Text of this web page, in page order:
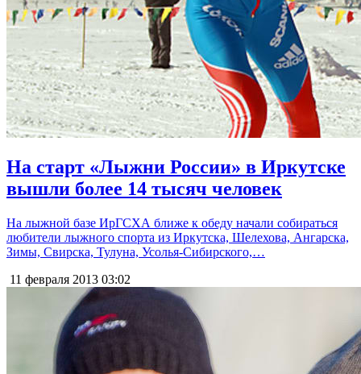
На старт «Лыжни России» в Иркутске
вышли более 14 тысяч человек
На лыжной базе ИрГСХА ближе к обеду начали собираться
любители лыжного спорта из Иркутска, Шелехова, Ангарска,
Зимы, Свирска, Тулуна, Усолья-Сибирского,…
11 февраля 2013 03:02